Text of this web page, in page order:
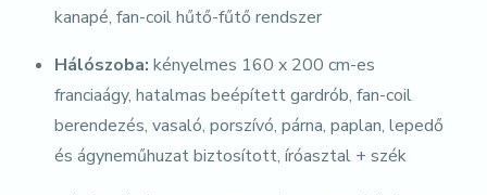
kanapé, fan-coil hűtő-fűtő rendszer
Hálószoba: kényelmes 160 x 200 cm-es
franciaágy, hatalmas beépített gardrób, fan-coil
berendezés, vasaló, porszívó, párna, paplan, lepedő
és ágyneműhuzat biztosított, íróasztal + szék